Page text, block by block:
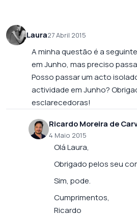
Laura27 Abril 2015
A minha questão é a
em Junho, mas preciso
Posso passar um acto
actividade em Junho?
esclarecedoras!
Ricardo Moreira de
4 Maio 2015
Olá Laura,
Obrigado pelos seu
Sim, pode.
Cumprimentos,
Ricardo